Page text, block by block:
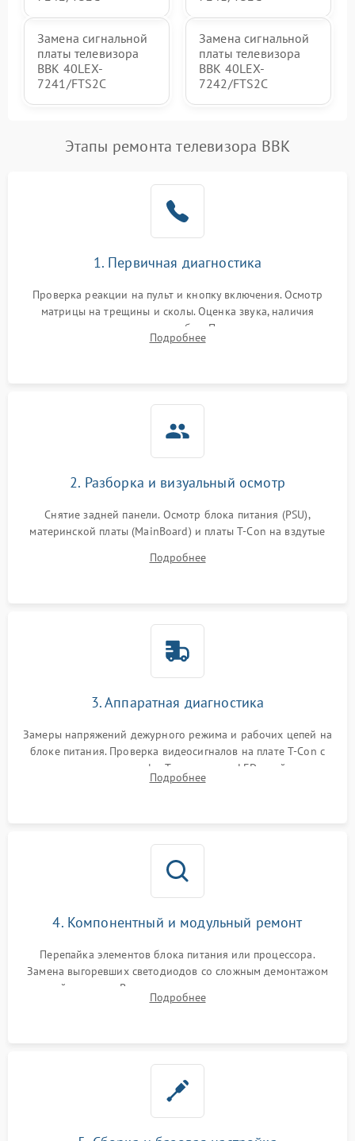
Замена сигнальной
платы телевизора
BBK 40LEX-
7241/FTS2C
Замена сигнальной
платы телевизора
BBK 40LEX-
7242/FTS2C
Этапы ремонта телевизора BBK
1. Первичная диагностика
Проверка реакции на пульт и кнопку включения. Осмотр
матрицы на трещины и сколы. Оценка звука, наличия
подсветки и индикаторов ошибок. Подключение тестовых
источников сигнала для выявления симптомов поломки.
Подробнее
2. Разборка и визуальный осмотр
Снятие задней панели. Осмотр блока питания (PSU),
материнской платы (MainBoard) и платы T-Con на вздутые
Проверка надежности фиксации и целостности шлейфов.
Подробнее
3. Аппаратная диагностика
Замеры напряжений дежурного режима и рабочих цепей на
блоке питания. Проверка видеосигналов на плате T-Con с
помощью осциллографа. Тестирование LED-драйвера и
светодиодных планок подсветки мультиметром.
Подробнее
4. Компонентный и модульный ремонт
Перепайка элементов блока питания или процессора.
Замена выгоревших светодиодов со сложным демонтажом
хрупкой матрицы. Восстановление поврежденных дорожек,
прошивка микросхем памяти EEPROM
Подробнее